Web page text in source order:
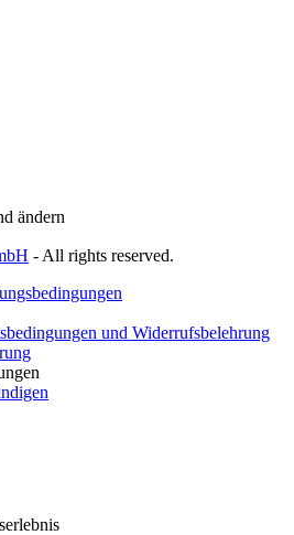
ändern
- All rights reserved.
und Widerrufsbelehrung